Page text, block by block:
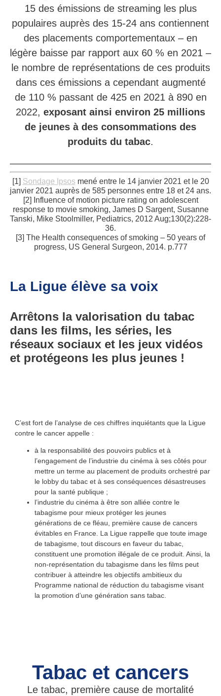
15 des émissions de streaming les plus
populaires auprès des 15-24 ans contiennent
des placements comportementaux – en
légère baisse par rapport aux 60 % en 2021 –
le nombre de représentations de ces produits
dans ces émissions a cependant augmenté
de 110 % passant de 425 en 2021 à 890 en
2022, exposant ainsi environ 25 millions
de jeunes à des consommations des
produits du tabac.
[1] Sondage Ipsosmené entre le 14 janvier 2021 et le 20
janvier 2021 auprès de 585 personnes entre 18 et 24 ans.
[2] Influence of motion picture rating on adolescent
response to movie smoking, James D Sargent, Susanne
Tanski, Mike Stoolmiller, Pediatrics, 2012 Aug;130(2):228-
36.
[3] The Health consequences of smoking – 50 years of
progress, US General Surgeon, 2014. p.777
La Ligue élève sa voix
Arrêtons la valorisation du tabac
dans les films, les séries, les
réseaux sociaux et les jeux vidéos
et protégeons les plus jeunes !
C’est fort de l’analyse de ces chiffres inquiétants que la Ligue
contre le cancer appelle :
à la responsabilité des pouvoirs publics et à
l’engagement de l’industrie du cinéma à ses côtés pour
mettre un terme au placement de produits orchestré par
le lobby du tabac et à ses conséquences désastreuses
pour la santé publique ;
l’industrie du cinéma à être son alliée contre le
tabagisme pour mieux protéger les jeunes
générations de ce fléau, première cause de cancers
évitables en France. La Ligue rappelle que toute image
de tabagisme, tout discours en faveur du tabac,
constituent une promotion illégale de ce produit. Ainsi, la
non-représentation du tabagisme dans les films peut
contribuer à atteindre les objectifs ambitieux du
Programme national de réduction du tabagisme visant
la promotion d’une génération sans tabac.
Tabac et cancers
Le tabac, première cause de mortalité